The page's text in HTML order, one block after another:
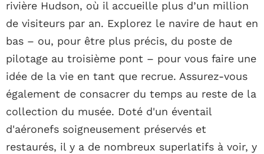
rivière Hudson, où il accueille plus d’un million
de visiteurs par an. Explorez le navire de haut en
bas – ou, pour être plus précis, du poste de
pilotage au troisième pont – pour vous faire une
idée de la vie en tant que recrue. Assurez-vous
également de consacrer du temps au reste de la
collection du musée. Doté d'un éventail
d'aéronefs soigneusement préservés et
restaurés, il y a de nombreux superlatifs à voir, y